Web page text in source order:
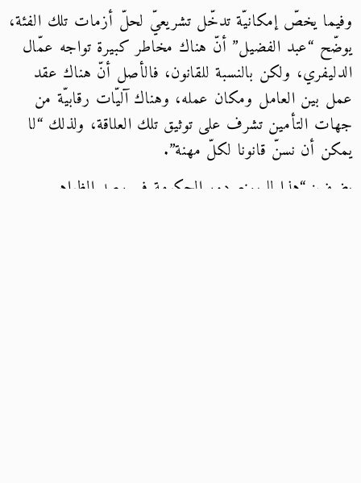
وفيما يخصّ إمكانيّة تدخّل تشريعيّ لحلّ أزمات تلك الفئة،
يوضّح “عبد الفضيل” أنّ هناك مخاطر كبيرة تواجه عمّال
الدليفري، ولكن بالنسبة للقانون، فالأصل أنّ هناك عقد
عمل بين العامل ومكان عمله، وهناك آليّات رقابيّة من
جهات التأمين تشرف على توثيق تلك العلاقة، ولذلك “لا
يمكن أن نسنّ قانونا لكلّ مهنة”.
يضيف: “هذا لا يمنع دور الحكومة في رصد الظواهر